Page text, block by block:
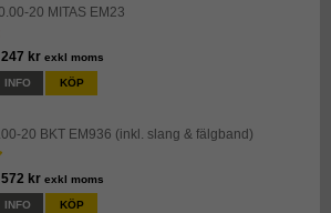
20 MITAS EM23
kr exkl moms
INFO KÖP
20 BKT EM936 (inkl. slang & fälgband)
kr exkl moms
INFO KÖP